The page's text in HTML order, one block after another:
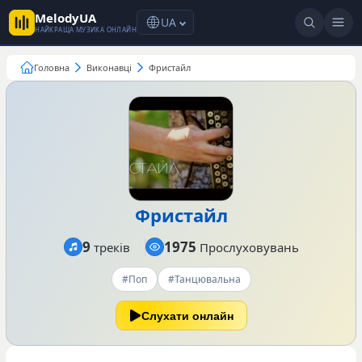
MelodyUA
НАЙКРАЩА МУЗИКА ОНЛАЙН UA
Головна Виконавці Фристайл
Фристайл
#Поп #Танцювальна
9 треків 1975 Прослуховувань
Слухати онлайн